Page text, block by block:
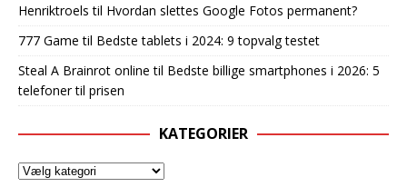
Henriktroels til Hvordan slettes Google Fotos permanent?
777 Game til Bedste tablets i 2024: 9 topvalg testet
Steal A Brainrot online til Bedste billige smartphones i 2026: 5
telefoner til prisen
KATEGORIER